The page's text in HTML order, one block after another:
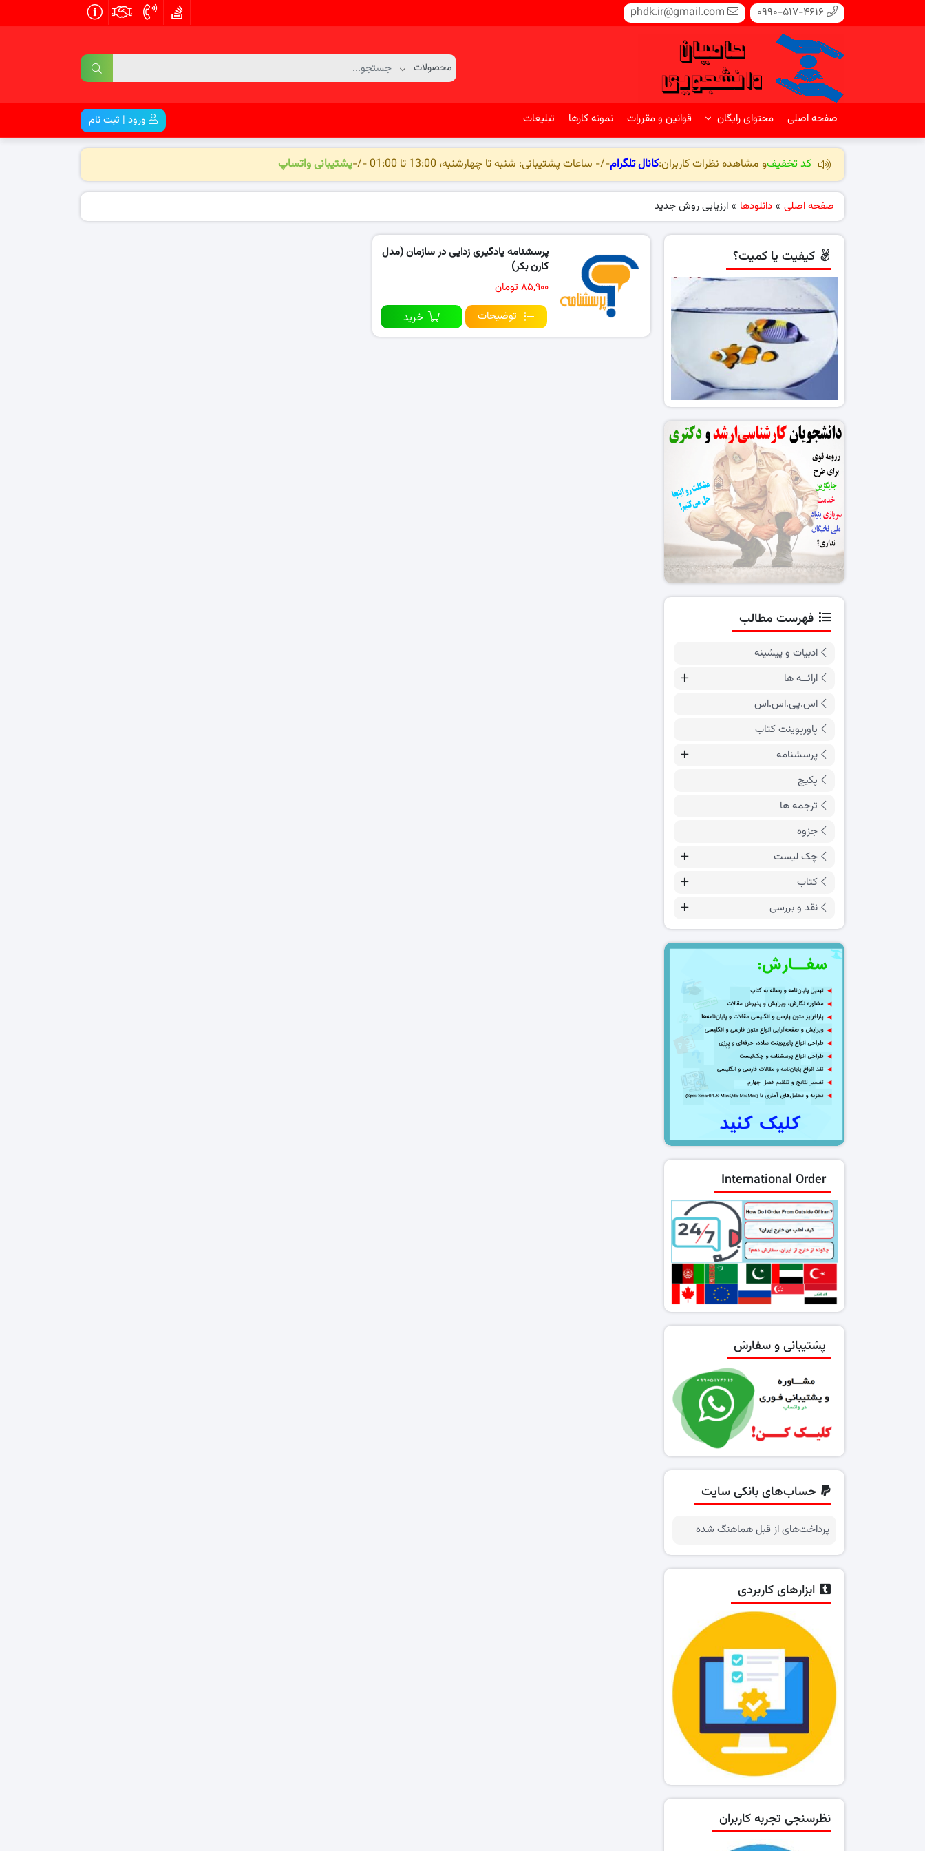
0990-517-4616
phdk.ir@gmail.com
صفحه اصلی محتوای رایگان قوانین و مقررات نمونه کارها تبلیغات ورود | ثبت نام
کد تخفیفو مشاهده نظرات کاربران:کانال تلگرام-/- ساعات پشتیبانی: شنبه تا چهارشنبه، 13:00 تا 01:00 -/- پشتیبانی واتساپ
صفحه اصلی » دانلودها » ارزیابی روش جدید
پرسشنامه یادگیری زدایی در سازمان (مدل
کارن بکر)
۸۵,۹۰۰ تومان
توضیحات
خرید
کیفیت یا کمیت؟
فهرست مطالب
ادبیات و پیشینه
ارائــه ها
اس.پی.اس.اس
پاورپوینت کتاب
پرسشنامه
پکیج
ترجمه ها
جزوه
چک لیست
کتاب
نقد و بررسی
International Order
پشتیبانی و سفارش
حساب‌های بانکی سایت
پرداخت‌های از قبل هماهنگ شده
ابزارهای کاربردی
نظرسنجی تجربه کاربران